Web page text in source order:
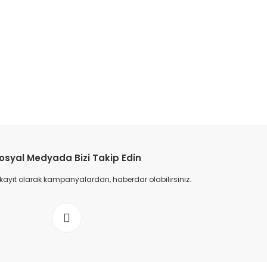
Medyada Bizi Takip Edin
olarak kampanyalardan, haberdar olabilirsiniz.